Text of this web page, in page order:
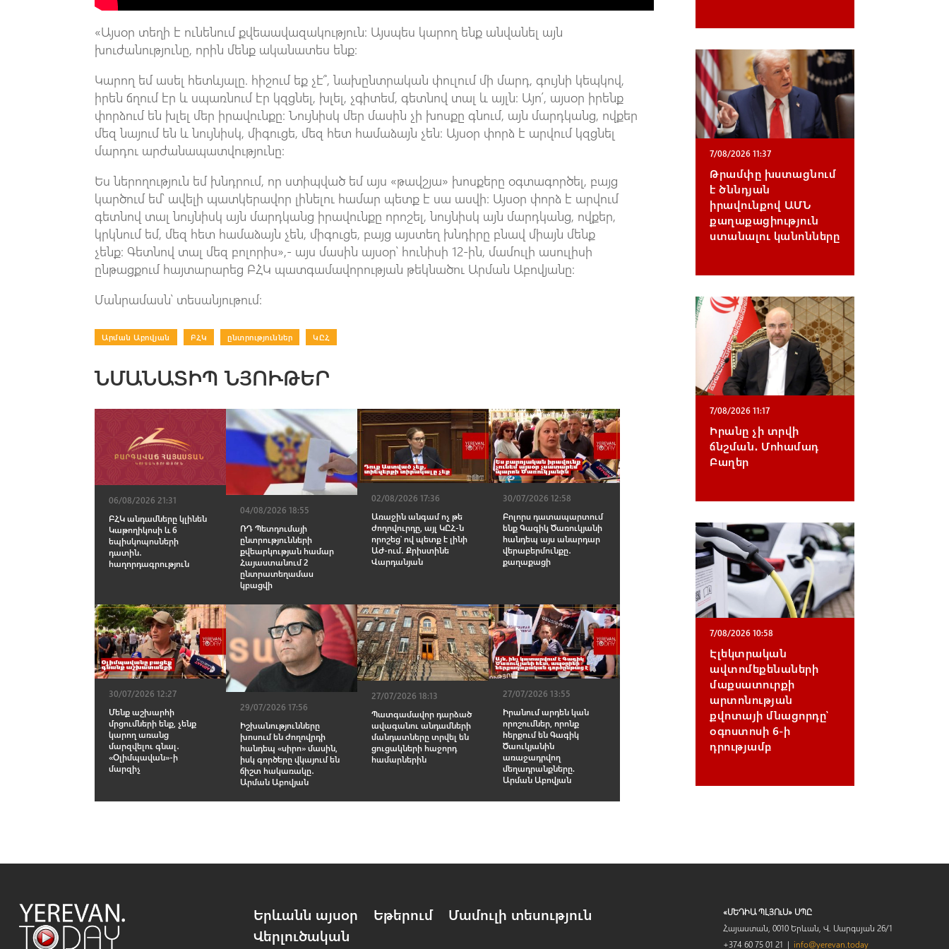
«Այսօր տեղի է ունենում քվեաավազակություն։ Այսպես կարող ենք անվանել այն
խուժանությունը, որին մենք ականատես ենք։
Կարող եմ ասել հետևյալը. հիշում եք չէ՞, նախընտրական փուլում մի մարդ, գույնի կեպկով,
իրեն ճղում էր և սպառնում էր կզցնել, խլել, չգիտեմ, գետնով տալ և այլն։ Այո՛, այսօր իրենք
փորձում են խլել մեր իրավունքը։ Նույնիսկ մեր մասին չի խոսքը գնում, այն մարդկանց, ովքեր
մեզ նայում են և նույնիսկ, միգուցե, մեզ հետ համաձայն չեն։ Այսօր փորձ է արվում կզցնել
մարդու արժանապատվությունը։
Ես ներողություն եմ խնդրում, որ ստիպված եմ այս «թավշյա» խոսքերը օգտագործել, բայց
կարծում եմ՝ ավելի պատկերավոր լինելու համար պետք է սա ասվի։ Այսօր փորձ է արվում
գետնով տալ նույնիսկ այն մարդկանց իրավունքը որոշել, նույնիսկ այն մարդկանց, ովքեր,
կրկնում եմ, մեզ հետ համաձայն չեն, միգուցե, բայց այստեղ խնդիրը բնավ միայն մենք
չենք։ Գետնով տալ մեզ բոլորիս»,- այս մասին այսօր՝ հունիսի 12-ին, մամուլի ասուլիսի
ընթացքում հայտարարեց ԲՀԿ պատգամավորության թեկնածու Արման Աբովյանը։
Մանրամասն՝ տեսանյութում։
Արման Աբովյան ԲՀԿ ընտրություններ ԿԸՀ
ՆՄԱՆԱՏԻՊ ՆՅՈՒԹԵՐ
06/08/2026 21:31
ԲՀԿ անդամները կլինեն
Կաթողիկոսի և 6
եպիսկոպոսների
դատին․
հաղորդագրություն
04/08/2026 18:55
ՌԴ Պետդումայի
ընտրությունների
քվեարկության համար
Հայաստանում 2
ընտրատեղամաս
կբացվի
02/08/2026 17:36
Առաջին անգամ ոչ թե
ժողովուրդը, այլ ԿԸՀ-ն
որոշեց՝ ով պետք է լինի
ԱԺ-ում․ Քրիստինե
Վարդանյան
30/07/2026 12:58
Բոլորս դատապարտում
ենք Գագիկ Ծառուկյանի
հանդեպ այս անարդար
վերաբերմունքը․
քաղաքացի
30/07/2026 12:27
Մենք աշխարհի
մրցումների ենք, չենք
կարող առանց
մարզվելու գնալ․
«Օլիմպավան»-ի
մարզիչ
29/07/2026 17:56
Իշխանությունները
խոսում են ժողովրդի
հանդեպ «սիրո» մասին,
իսկ գործերը վկայում են
ճիշտ հակառակը․
Արման Աբովյան
27/07/2026 18:13
Պատգամավոր դարձած
ավագանու անդամների
մանդատները տրվել են
ցուցակների հաջորդ
համարներին
27/07/2026 13:55
Իրանում արդեն կան
որոշումներ, որոնք
հերքում են Գագիկ
Ծաուկյանին
առաջադրվող
մեղադրանքները.
Արման Աբովյան
7/08/2026 11:37
Թրամփը խստացնում
է ծննդյան
իրավունքով ԱՄՆ
քաղաքացիություն
ստանալու կանոնները
7/08/2026 11:17
Իրանը չի տրվի
ճնշման․ Մոհամադ
Բաղեր
7/08/2026 10:58
Էլեկտրական
ավտոմեքենաների
մաքսատուրքի
արտոնության
քվոտայի մնացորդը՝
օգոստոսի 6-ի
դրությամբ
Երևանն այսօր Եթերում
Մամուլի տեսություն
Վերլուծական
«ՄԵԴԻԱ ՊԼՅՈւՍ» ՍՊԸ
Հայաստան, 0010 Երևան, Վ. Սարգսյան 26/1
+374 60 75 01 21 | info@yerevan.today